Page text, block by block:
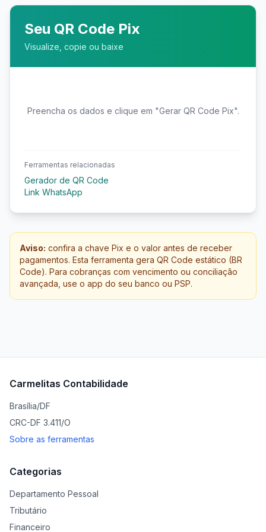
Seu QR Code Pix
Visualize, copie ou baixe
Preencha os dados e clique em "Gerar QR Code Pix".
Ferramentas relacionadas
Gerador de QR Code
Link WhatsApp
Aviso: confira a chave Pix e o valor antes de receber
pagamentos. Esta ferramenta gera QR Code estático (BR
Code). Para cobranças com vencimento ou conciliação
avançada, use o app do seu banco ou PSP.
Carmelitas Contabilidade
Brasília/DF
CRC-DF 3.411/O
Sobre as ferramentas
Categorias
Departamento Pessoal
Tributário
Financeiro